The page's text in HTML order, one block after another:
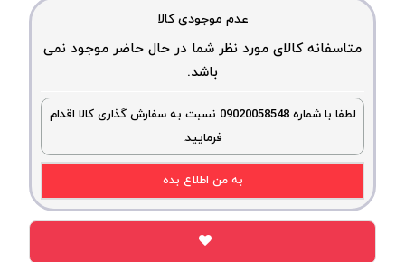
عدم موجودی کالا
متاسفانه کالای مورد نظر شما در حال حاضر موجود نمی
باشد.
لطفا با شماره 09020058548 نسبت به سفارش گذاری کالا اقدام
فرمایید.
به من اطلاع بده